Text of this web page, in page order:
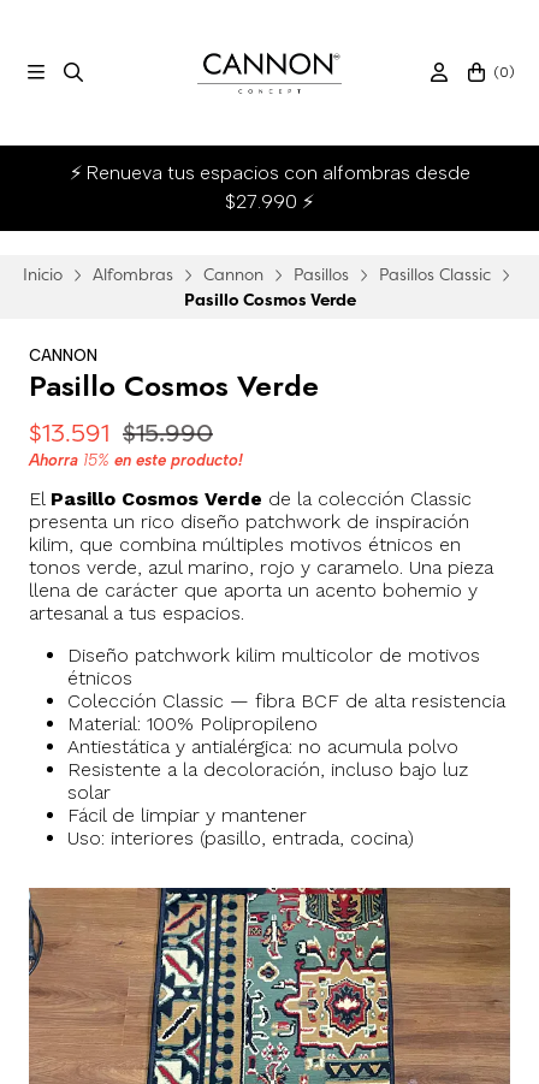
(0)
⚡ Renueva tus espacios con alfombras desde
$27.990 ⚡
Inicio Alfombras Cannon Pasillos
Pasillos Classic
Pasillo Cosmos Verde
CANNON
Pasillo Cosmos Verde
$13.591 $15.990
Ahorra 15% en este producto!
El Pasillo Cosmos Verde de la colección Classic
presenta un rico diseño patchwork de inspiración
kilim, que combina múltiples motivos étnicos en
tonos verde, azul marino, rojo y caramelo. Una pieza
llena de carácter que aporta un acento bohemio y
artesanal a tus espacios.
Diseño patchwork kilim multicolor de motivos
étnicos
Colección Classic — fibra BCF de alta resistencia
Material: 100% Polipropileno
Antiestática y antialérgica: no acumula polvo
Resistente a la decoloración, incluso bajo luz
solar
Fácil de limpiar y mantener
Uso: interiores (pasillo, entrada, cocina)